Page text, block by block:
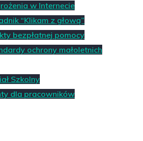
w Internecie
“Klikam z głową”
bezpłatnej pomocy
ochrony małoletnich
Szkolny
dla pracowników